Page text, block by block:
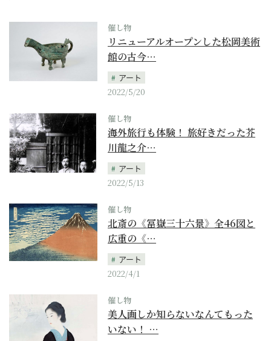
催し物
リニューアルオープンした松岡美術
館の古今…
アート
2022/5/20
催し物
海外旅行も体験！ 旅好きだった芥
川龍之介…
アート
2022/5/13
催し物
北斎の《冨嶽三十六景》全46図と
広重の《…
アート
2022/4/1
催し物
美人画しか知らないなんてもった
いない！ …